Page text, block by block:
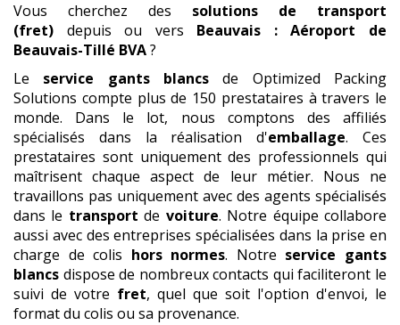
Vous cherchez des solutions de transport
(fret) depuis ou vers Beauvais : Aéroport de
Beauvais-Tillé BVA?
Le service gants blancs de Optimized Packing
Solutions compte plus de 150 prestataires à travers le
monde. Dans le lot, nous comptons des affiliés
spécialisés dans la réalisation d'emballage. Ces
prestataires sont uniquement des professionnels qui
maîtrisent chaque aspect de leur métier. Nous ne
travaillons pas uniquement avec des agents spécialisés
dans le transport de voiture. Notre équipe collabore
aussi avec des entreprises spécialisées dans la prise en
charge de colis hors normes. Notre service gants
blancs dispose de nombreux contacts qui faciliteront le
suivi de votre fret, quel que soit l'option d'envoi, le
format du colis ou sa provenance.